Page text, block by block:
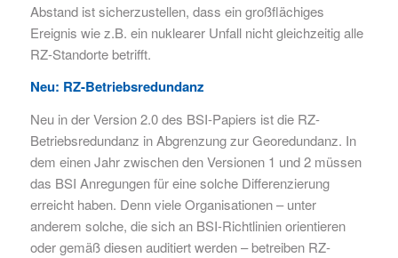
Abstand ist sicherzustellen, dass ein großflächiges
Ereignis wie z.B. ein nuklearer Unfall nicht gleichzeitig alle
RZ-Standorte betrifft.
Neu: RZ-Betriebsredundanz
Neu in der Version 2.0 des BSI-Papiers ist die RZ-
Betriebsredundanz in Abgrenzung zur Georedundanz. In
dem einen Jahr zwischen den Versionen 1 und 2 müssen
das BSI Anregungen für eine solche Differenzierung
erreicht haben. Denn viele Organisationen –unter
anderem solche, die sich an BSI-Richtlinien orientieren
oder gemäß diesen auditiert werden –betreiben RZ-